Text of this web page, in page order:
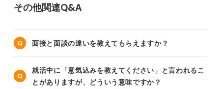
その他関連Q&A
面接と面談の違いを教えてもらえますか？
就活中に「意気込みを教えてください」と言われるこ
とがありますが、どういう意味ですか？